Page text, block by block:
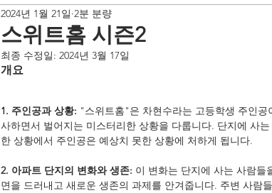
스위트홈 시즌2
2024년 1월 21일 2분 분량
최종 수정일: 2024년 3월 17일
개요
1. 주인공과 상황: "스위트홈"은 차현수라는 고등학생 주인
사하면서 벌어지는 미스터리한 상황을 다룹니다. 단지에 사
한 상황에서 주인공은 예상치 못한 상황에 처하게 됩니다.
2. 아파트 단지의 변화와 생존: 이 변화는 단지에 사는 사람들
면을 드러내고 새로운 생존의 과제를 안겨줍니다. 주변 사람